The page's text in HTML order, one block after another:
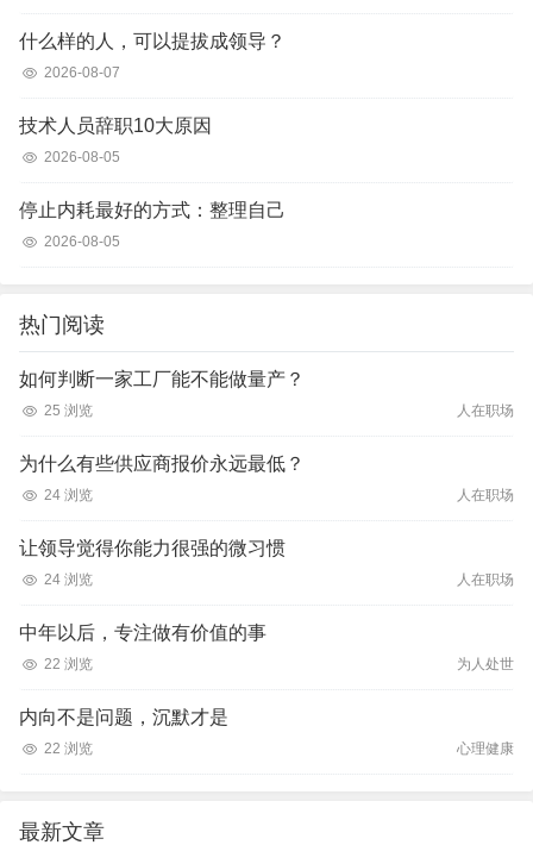
什么样的人，可以提拔成领导？
2026-08-07
技术人员辞职10大原因
2026-08-05
停止内耗最好的方式：整理自己
2026-08-05
热门阅读
如何判断一家工厂能不能做量产？
25 浏览 人在职场
为什么有些供应商报价永远最低？
24 浏览 人在职场
让领导觉得你能力很强的微习惯
24 浏览 人在职场
中年以后，专注做有价值的事
22 浏览 为人处世
内向不是问题，沉默才是
22 浏览 心理健康
最新文章